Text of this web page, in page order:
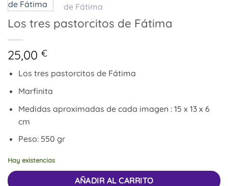
Los tres pastorcitos de Fátima
25,00 €
Los tres pastorcitos de Fátima
Marfinita
Medidas aproximadas de cada imagen : 15 x 13 x 6
cm
Peso: 550 gr
Hay existencias
AÑADIR AL CARRITO